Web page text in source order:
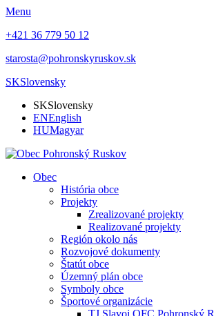
Menu
+421 36 779 50 12
starosta@pohronskyruskov.sk
SKSlovensky
SKSlovensky
ENEnglish
HUMagyar
Obec
História obce
Projekty
Zrealizované projekty
Realizované projekty
Región okolo nás
Rozvojové dokumenty
Štatút obce
Územný plán obce
Symboly obce
Športové organizácie
TJ Slavoj OFC Pohronský